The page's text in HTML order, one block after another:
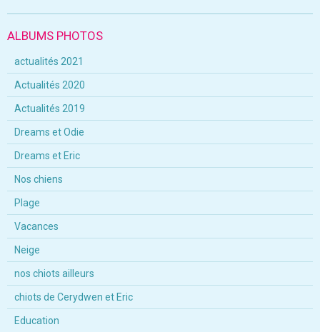
ALBUMS PHOTOS
actualités 2021
Actualités 2020
Actualités 2019
Dreams et Odie
Dreams et Eric
Nos chiens
Plage
Vacances
Neige
nos chiots ailleurs
chiots de Cerydwen et Eric
Education